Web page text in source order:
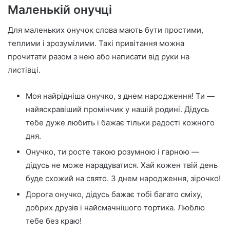
Маленькій онучці
Для маленьких онучок слова мають бути простими,
теплими і зрозумілими. Такі привітання можна
прочитати разом з нею або написати від руки на
листівці.
Моя найрідніша онучко, з днем народження! Ти —
найяскравіший промінчик у нашій родині. Дідусь
тебе дуже любить і бажає тільки радості кожного
дня.
Онучко, ти росте такою розумною і гарною —
дідусь не може нарадуватися. Хай кожен твій день
буде схожий на свято. З днем народження, зірочко!
Дорога онучко, дідусь бажає тобі багато сміху,
добрих друзів і найсмачнішого тортика. Люблю
тебе без краю!